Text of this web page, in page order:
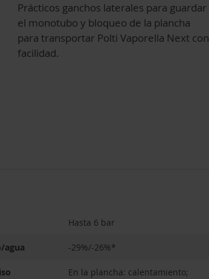
Prácticos ganchos laterales para guardar
el monotubo y bloqueo de la plancha
para transportar Polti Vaporella Next con
facilidad.
Hasta 6 bar
agua -29%/-26%*
En la plancha: calentamiento;